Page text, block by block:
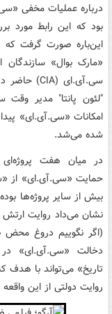
درباره عملیات مخفی «
بود که این رابط مورد
این‌باره صورت گرفت که
«مارک بوال»
سی.‌آی.ای (CIA)
حاضر
"لئون پانتا" مدیر وقت
امکانات «سی.‌آی.ای»
شده می‌شد.
در میان هفت
حمایت «سی.‌آی.ای» از
بیش از سایر پروژه‌ها
نشان می‌داد روایت ارتش
(اگر نگوییم دروغ محض
دخالت «سی.‌آی.ای»
تاریخ» می‌تواند با هدف
روایت دولتی از این